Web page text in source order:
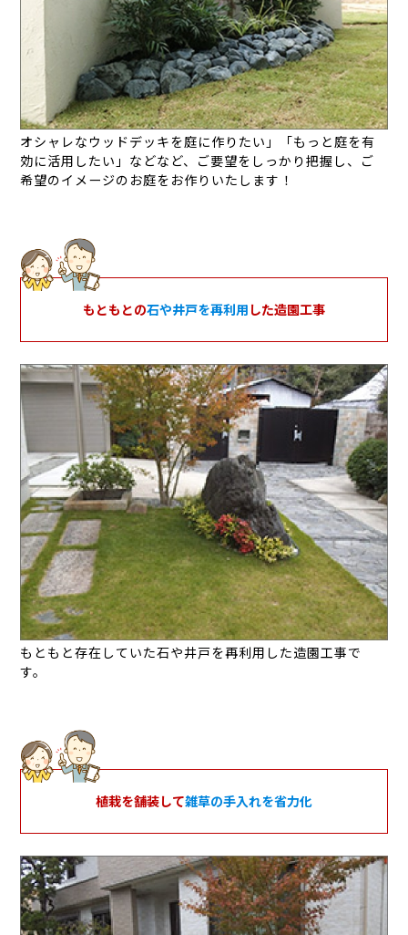
オシャレなウッドデッキを庭に作りたい」「もっと庭を有
効に活用したい」などなど、ご要望をしっかり把握し、ご
希望のイメージのお庭をお作りいたします！
もともとの石や井戸を再利用 した造園工事
もともと存在していた石や井戸を再利用した造園工事で
す。
植栽を舗装して雑草の手入れを省力化